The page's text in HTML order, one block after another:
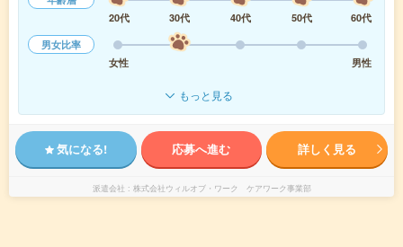
20代
30代 40代 50代
60代
男女比率
女性
男性
もっと見る
気になる! 応募へ進む 詳しく見る
派遣会社 株式会社ウィルオブ・ワーク ケアワーク事業部